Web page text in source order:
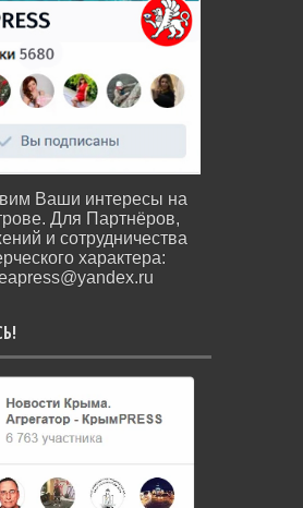
Ваши интересы на
Для Партнёров,
и сотрудничества
характера: